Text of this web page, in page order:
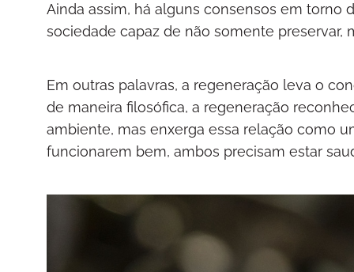
Ainda assim, há alguns consensos em torno
sociedade capaz de não somente preservar,
Em outras palavras, a regeneração leva o
de maneira filosófica, a regeneração
ambiente, mas enxerga essa relação como
funcionarem bem, ambos precisam estar